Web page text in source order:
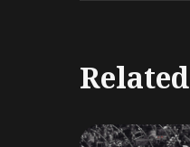
Related